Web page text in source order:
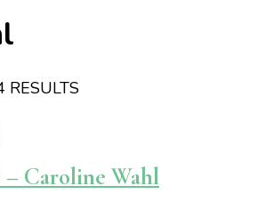
Caroline Wahl